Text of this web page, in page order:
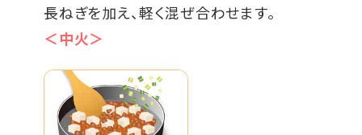
長ねぎを加え、軽く混ぜ合わせます。
＜中火＞